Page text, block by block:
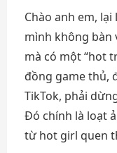
Chào anh em,
mình không bàn
mà có một “hot
đồng game thủ,
TikTok, phải
Đó chính là loạt
từ hot girl quen